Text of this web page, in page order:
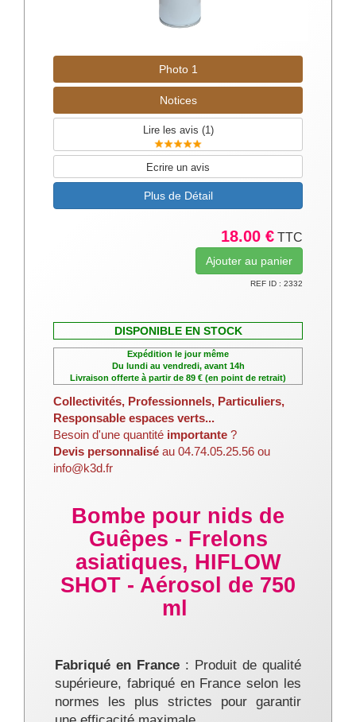
Photo 1
Notices
Lire les avis (1)
Ecrire un avis
Plus de Détail
18.00 € TTC
REF ID : 2332
DISPONIBLE EN STOCK
Expédition le jour même
Du lundi au vendredi, avant 14h
Livraison offerte à partir de 89 € (en point de retrait)
Collectivités, Professionnels, Particuliers,
Responsable espaces verts...
Besoin d'une quantité importante ?
Devis personnalisé au 04.74.05.25.56 ou
info@k3d.fr
Bombe pour nids de
Guêpes - Frelons
asiatiques, HIFLOW
SHOT - Aérosol de 750
ml
Fabriqué en France : Produit de qualité
supérieure, fabriqué en France selon les
normes les plus strictes pour garantir